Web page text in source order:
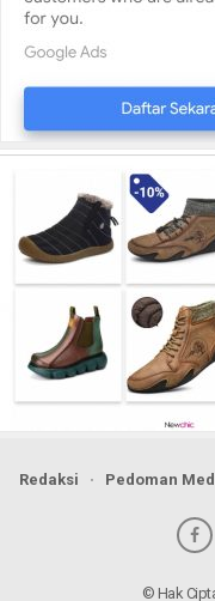
Redaksi Pedoman
© Hak